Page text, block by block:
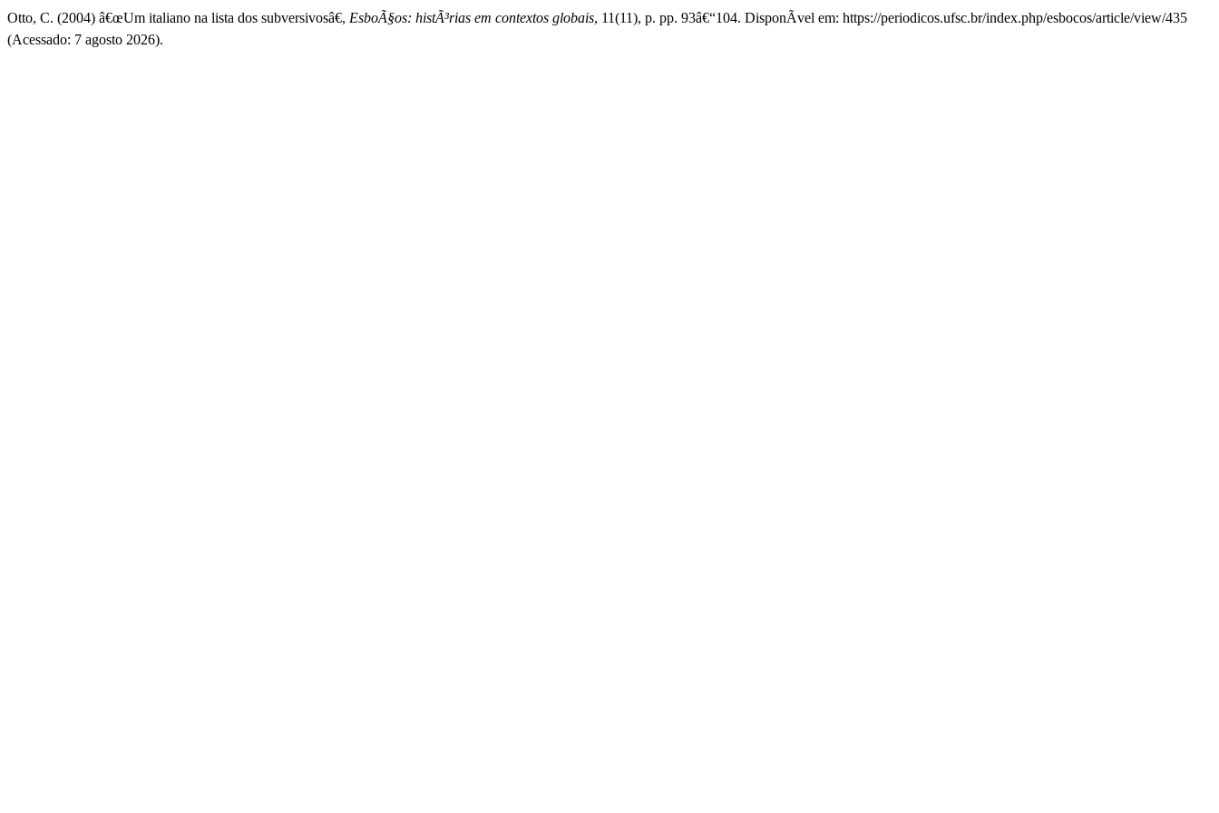
Otto, C. (2004) â€œUm italiano na lista dos subversivosâ€, EsboÃ§os: histÃ³rias em contextos globais, 11(11), p. pp. 93â€“104. DisponÃ­vel em: https://periodicos.ufsc.br/index.php/esbocos/article/view/435
(Acessado: 7 agosto 2026).